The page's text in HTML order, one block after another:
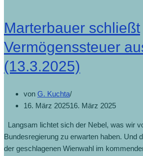
Marterbauer schließt
Vermögenssteuer
(13.3.2025)
von G. Kuchta
16. März 202516. März 2025
Langsam lichtet sich der Nebel, was wir
Bundesregierung zu erwarten haben. Und
der geschlagenen Wienwahl im